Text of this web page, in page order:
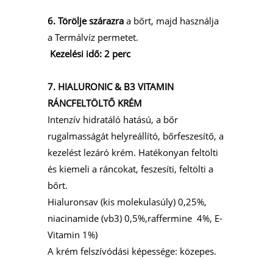
6. Törölje szárazra a bőrt, majd használja
a Termálvíz permetet.
Kezelési idő: 2 perc
7. HIALURONIC & B3 VITAMIN
RÁNCFELTÖLTŐ KRÉM
Intenzív hidratáló hatású, a bőr
rugalmasságát helyreállító, bőrfeszesítő, a
kezelést lezáró krém. Hatékonyan feltölti
és kiemeli a ráncokat, feszesíti, feltölti a
bőrt.
Hialuronsav (kis molekulasúly) 0,25%,
niacinamide (vb3) 0,5%,raffermine 4%, E-
Vitamin 1%)
A krém felszívódási képessége: közepes.